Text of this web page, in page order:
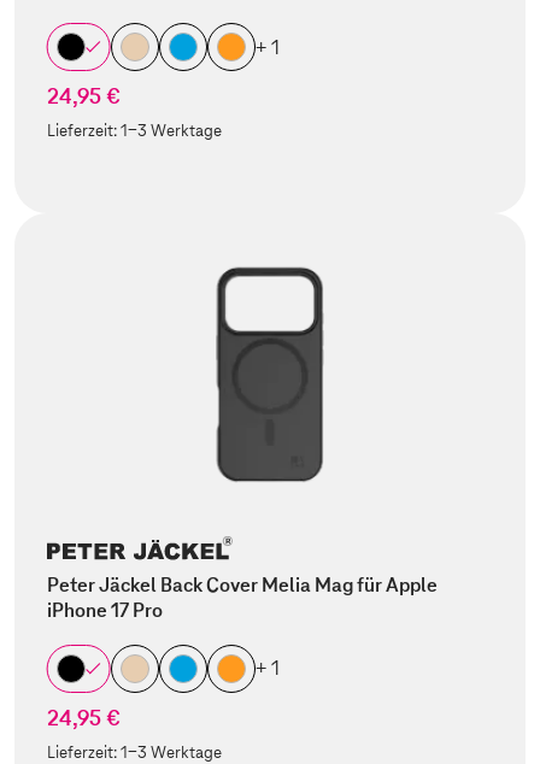
+ 1
24,95 €
Lieferzeit:1-3 Werktage
Peter Jäckel Back Cover Melia Mag für Apple
iPhone 17 Pro
+ 1
24,95 €
Lieferzeit:1-3 Werktage